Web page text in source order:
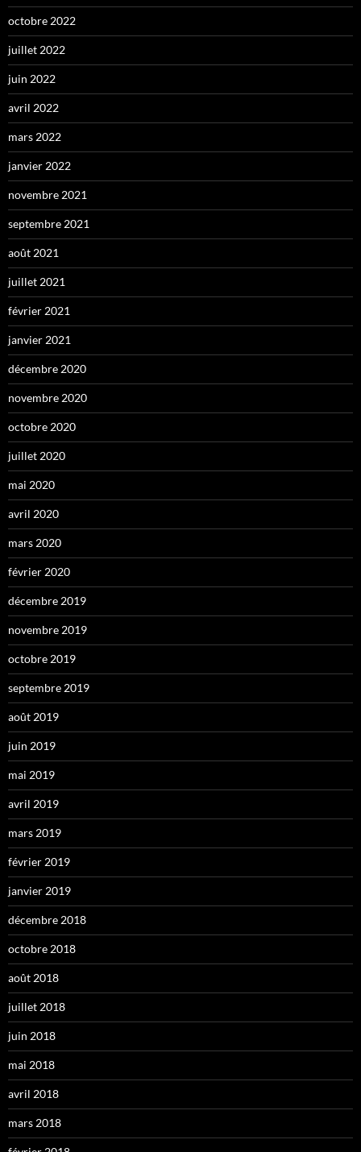
octobre 2022
juillet 2022
juin 2022
avril 2022
mars 2022
janvier 2022
novembre 2021
septembre 2021
août 2021
juillet 2021
février 2021
janvier 2021
décembre 2020
novembre 2020
octobre 2020
juillet 2020
mai 2020
avril 2020
mars 2020
février 2020
décembre 2019
novembre 2019
octobre 2019
septembre 2019
août 2019
juin 2019
mai 2019
avril 2019
mars 2019
février 2019
janvier 2019
décembre 2018
octobre 2018
août 2018
juillet 2018
juin 2018
mai 2018
avril 2018
mars 2018